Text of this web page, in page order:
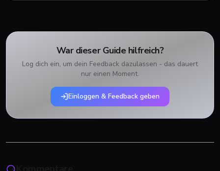
War dieser Guide hilfreich?
Log dich ein, um dein Feedback dazulassen - das dauert
nur einen Moment.
Einloggen & Feedback geben